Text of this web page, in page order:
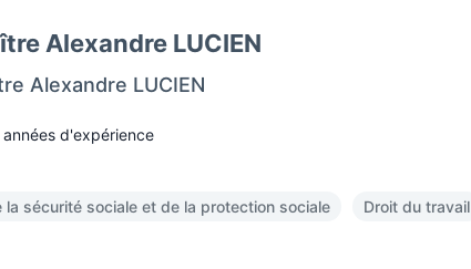
Alexandre LUCIEN
Alexandre LUCIEN
années d'expérience
la sécurité sociale et de la protection sociale Droit du travail